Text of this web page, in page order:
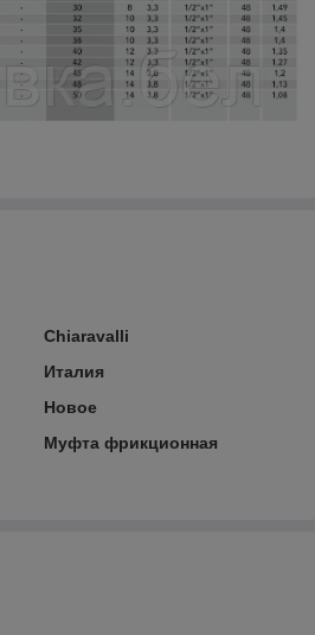
Chiaravalli
Италия
Новое
Муфта фрикционная